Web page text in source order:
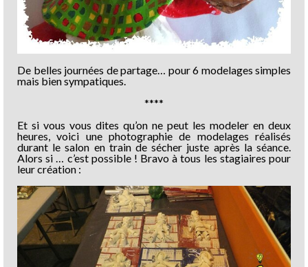
De belles journées de partage… pour 6 modelages simples
mais bien sympatiques.
****
Et si vous vous dites qu’on ne peut les modeler en deux
heures, voici une photographie de modelages réalisés
durant le salon en train de sécher juste après la séance.
Alors si … c’est possible ! Bravo à tous les stagiaires pour
leur création :